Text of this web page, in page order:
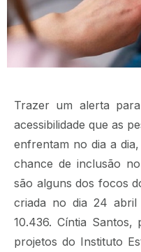
Trazer um alerta
acessibilidade que as
enfrentam no dia a
chance de inclusão
são alguns dos focos
criada no dia 24 abril
10.436. Cíntia Santos,
projetos do Instituto